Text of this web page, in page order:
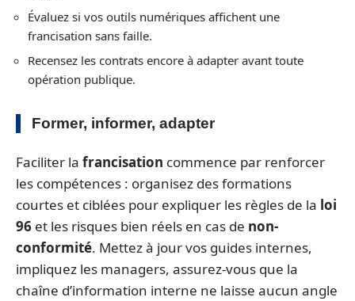
Évaluez si vos outils numériques affichent une
francisation sans faille.
Recensez les contrats encore à adapter avant toute
opération publique.
Former, informer, adapter
Faciliter la francisation commence par renforcer
les compétences : organisez des formations
courtes et ciblées pour expliquer les règles de la loi
96 et les risques bien réels en cas de non-
conformité. Mettez à jour vos guides internes,
impliquez les managers, assurez-vous que la
chaîne d’information interne ne laisse aucun angle